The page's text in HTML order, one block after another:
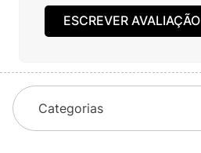
ESCREVER AVALIAÇÃO
Categorias